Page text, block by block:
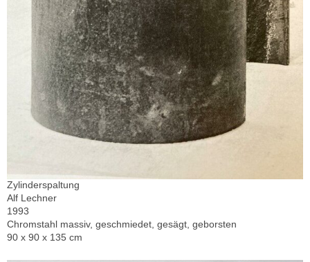
Zylinderspaltung
Alf Lechner
1993
Chromstahl massiv, geschmiedet, gesägt, geborsten
90 x 90 x 135 cm